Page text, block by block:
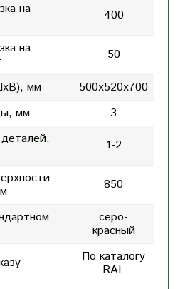
на
400
на
50
мм
500х520х700
мм
3
1-2
850
серо-
красный
По каталогу
RAL